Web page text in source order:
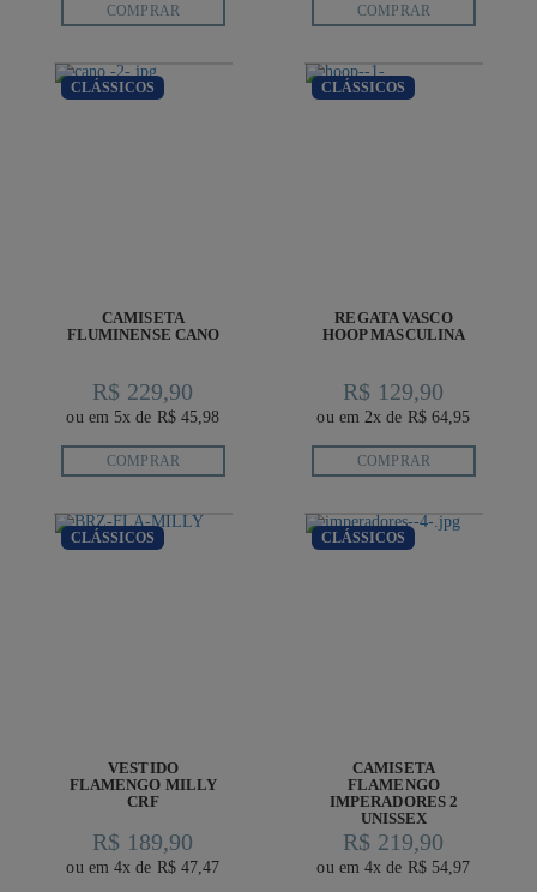
COMPRAR COMPRAR
CLÁSSICOS
CAMISETA
FLUMINENSE CANO
R$ 229,90
ou em 5x de R$ 45,98
COMPRAR
CLÁSSICOS
REGATA VASCO
HOOP MASCULINA
R$ 129,90
ou em 2x de R$ 64,95
COMPRAR
CLÁSSICOS
VESTIDO
FLAMENGO MILLY
CRF
R$ 189,90
ou em 4x de R$ 47,47
CLÁSSICOS
CAMISETA
FLAMENGO
IMPERADORES 2
UNISSEX
R$ 219,90
ou em 4x de R$ 54,97